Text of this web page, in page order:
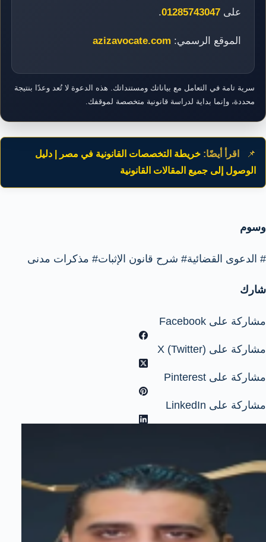
على 01285743047
.
الموقع الرسمي: azizavocate.com
سرية تامة في التعامل مع بياناتك ومستنداتك. هذه الدعوة لا تُعد وعدًا بنتيجة
محددة، وإنما بداية لدراسة قانونية متخصصة لموقفك.
📌 اقرأ أيضًا: خريطة التخصصات القانونية في مصر | دليل
الوصول إلى جميع المقالات القانونية
وسوم
# الدعوى القضائية# شرح قانون الإثبات# مذكرات مدنى
شارك
مشاركة على Facebook
مشاركة على X (Twitter)
مشاركة على Pinterest
مشاركة على LinkedIn